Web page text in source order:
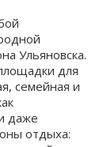
Ульяновска.
для
семейная и
даже
отдыха: